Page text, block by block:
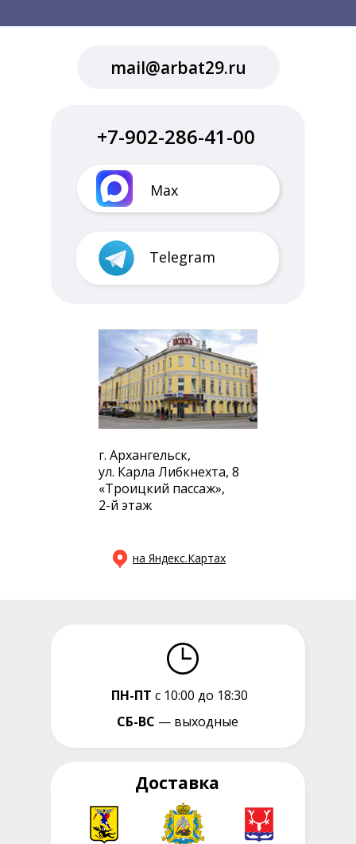
mail@arbat29.ru
Max
+7-902-286-41-00
ПН-ПТ с 10:00 до 18:30
Telegram
СБ-ВС — выходные
г. Архангельск,
ул. Карла Либкнехта, 8
«Троицкий пассаж»,
2-й этаж
на Яндекс.Картах
Доставка